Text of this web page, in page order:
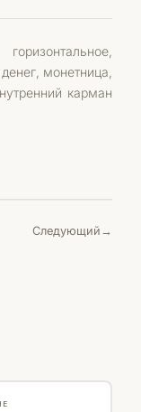
монетница,
карман
Следующий